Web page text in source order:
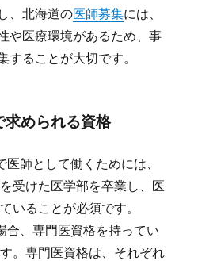
、北海道の医師募集には、
や医療環境があるため、事
することが大切です。
求められる資格
医師として働くためには、
受けた医学部を卒業し、医
いることが必須です。
合、専門医資格を持ってい
。専門医資格は、それぞれ